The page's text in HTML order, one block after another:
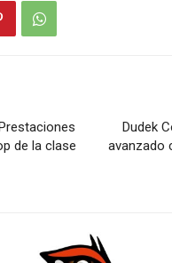
de la clase
Dudek
avanzado